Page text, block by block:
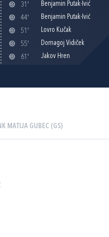
31'
Benjamin Putak-Ivić
44'
Benjamin Putak-Ivić
51'
Lovro Kučak
55'
Domagoj Vidiček
61'
Jakov Hren
MATIJA GUBEC (GS)